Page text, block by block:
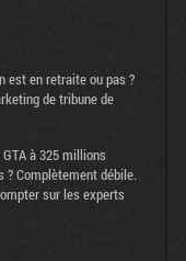
est en retraite ou pas ?
de tribune de
à 325 millions
? Complètement débile.
sur les experts